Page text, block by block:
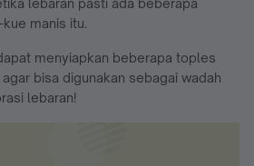
manis itu.
menyiapkan beberapa toples
bisa digunakan sebagai wadah
lebaran!